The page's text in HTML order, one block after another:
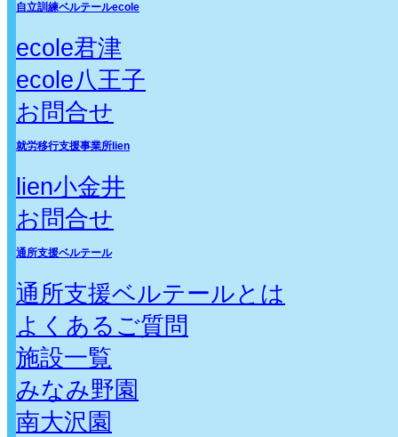
自立訓練ベルテールecole
ecole君津
ecole八王子
お問合せ
就労移行支援事業所lien
lien小金井
お問合せ
通所支援ベルテール
通所支援ベルテールとは
よくあるご質問
施設一覧
みなみ野園
南大沢園